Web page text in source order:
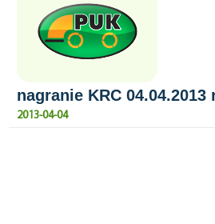
nagranie KRC 04.04.2013
2013-04-04